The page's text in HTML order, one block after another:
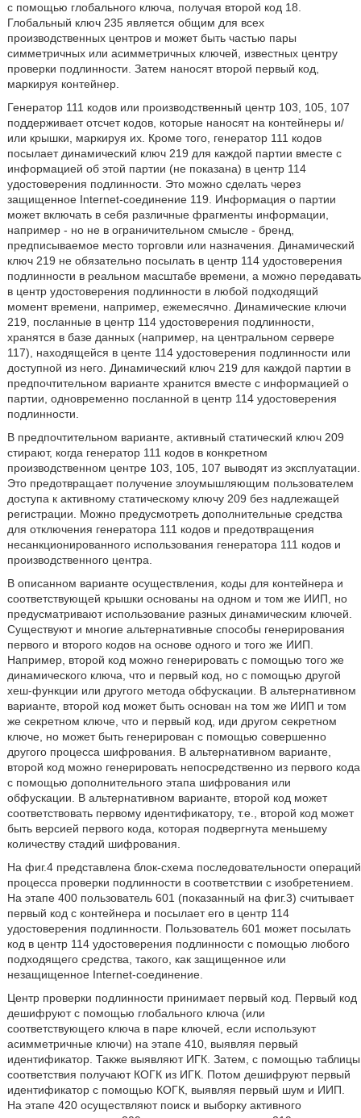
с помощью глобального ключа, получая второй код 18.
Глобальный ключ 235 является общим для всех
производственных центров и может быть частью пары
симметричных или асимметричных ключей, известных центру
проверки подлинности. Затем наносят второй первый код,
маркируя контейнер.
Генератор 111 кодов или производственный центр 103, 105, 107
поддерживает отсчет кодов, которые наносят на контейнеры и/
или крышки, маркируя их. Кроме того, генератор 111 кодов
посылает динамический ключ 219 для каждой партии вместе с
информацией об этой партии (не показана) в центр 114
удостоверения подлинности. Это можно сделать через
защищенное Internet-соединение 119. Информация о партии
может включать в себя различные фрагменты информации,
например - но не в ограничительном смысле - бренд,
предписываемое место торговли или назначения. Динамический
ключ 219 не обязательно посылать в центр 114 удостоверения
подлинности в реальном масштабе времени, а можно передавать
в центр удостоверения подлинности в любой подходящий
момент времени, например, ежемесячно. Динамические ключи
219, посланные в центр 114 удостоверения подлинности,
хранятся в базе данных (например, на центральном сервере
117), находящейся в центе 114 удостоверения подлинности или
доступной из него. Динамический ключ 219 для каждой партии в
предпочтительном варианте хранится вместе с информацией о
партии, одновременно посланной в центр 114 удостоверения
подлинности.
В предпочтительном варианте, активный статический ключ 209
стирают, когда генератор 111 кодов в конкретном
производственном центре 103, 105, 107 выводят из эксплуатации.
Это предотвращает получение злоумышляющим пользователем
доступа к активному статическому ключу 209 без надлежащей
регистрации. Можно предусмотреть дополнительные средства
для отключения генератора 111 кодов и предотвращения
несанкционированного использования генератора 111 кодов и
производственного центра.
В описанном варианте осуществления, коды для контейнера и
соответствующей крышки основаны на одном и том же ИИП, но
предусматривают использование разных динамическим ключей.
Существуют и многие альтернативные способы генерирования
первого и второго кодов на основе одного и того же ИИП.
Например, второй код можно генерировать с помощью того же
динамического ключа, что и первый код, но с помощью другой
хеш-функции или другого метода обфускации. В альтернативном
варианте, второй код может быть основан на том же ИИП и том
же секретном ключе, что и первый код, иди другом секретном
ключе, но может быть генерирован с помощью совершенно
другого процесса шифрования. В альтернативном варианте,
второй код можно генерировать непосредственно из первого кода
с помощью дополнительного этапа шифрования или
обфускации. В альтернативном варианте, второй код может
соответствовать первому идентификатору, т.е., второй код может
быть версией первого кода, которая подвергнута меньшему
количеству стадий шифрования.
На фиг.4 представлена блок-схема последовательности операций
процесса проверки подлинности в соответствии с изобретением.
На этапе 400 пользователь 601 (показанный на фиг.3) считывает
первый код с контейнера и посылает его в центр 114
удостоверения подлинности. Пользователь 601 может посылать
код в центр 114 удостоверения подлинности с помощью любого
подходящего средства, такого, как защищенное или
незащищенное Internet-соединение.
Центр проверки подлинности принимает первый код. Первый код
дешифруют с помощью глобального ключа (или
соответствующего ключа в паре ключей, если используют
асимметричные ключи) на этапе 410, выявляя первый
идентификатор. Также выявляют ИГК. Затем, с помощью таблицы
соответствия получают КОГК из ИГК. Потом дешифруют первый
идентификатор с помощью КОГК, выявляя первый шум и ИИП.
На этапе 420 осуществляют поиск и выборку активного